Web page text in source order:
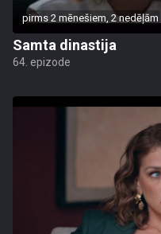
pirms 2 mēnešiem, 2 nedēļām
Samta dinastija
64. epizode